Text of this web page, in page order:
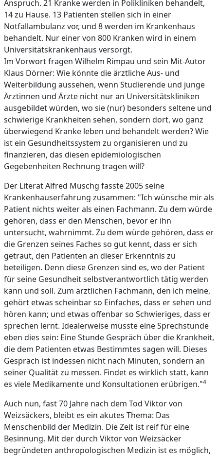
Anspruch. 21 Kranke werden in Polikliniken behandelt,
14 zu Hause. 13 Patienten stellen sich in einer
Notfallambulanz vor, und 8 werden im Krankenhaus
behandelt. Nur einer von 800 Kranken wird in einem
Universitätskrankenhaus versorgt.
Im Vorwort fragen Wilhelm Rimpau und sein Mit-Autor
Klaus Dörner: Wie könnte die ärztliche Aus- und
Weiterbildung aussehen, wenn Studierende und junge
Ärztinnen und Ärzte nicht nur an Universitätskliniken
ausgebildet würden, wo sie (nur) besonders seltene und
schwierige Krankheiten sehen, sondern dort, wo ganz
überwiegend Kranke leben und behandelt werden? Wie
ist ein Gesundheitssystem zu organisieren und zu
finanzieren, das diesen epidemiologischen
Gegebenheiten Rechnung tragen will?
Der Literat Alfred Muschg fasste 2005 seine
Krankenhauserfahrung zusammen: "Ich wünsche mir als
Patient nichts weiter als einen Fachmann. Zu dem würde
gehören, dass er den Menschen, bevor er ihn
untersucht, wahrnimmt. Zu dem würde gehören, dass er
die Grenzen seines Faches so gut kennt, dass er sich
getraut, den Patienten an dieser Erkenntnis zu
beteiligen. Denn diese Grenzen sind es, wo der Patient
für seine Gesundheit selbstverantwortlich tätig werden
kann und soll. Zum ärztlichen Fachmann, den ich meine,
gehört etwas scheinbar so Einfaches, dass er sehen und
hören kann; und etwas offenbar so Schwieriges, dass er
sprechen lernt. Idealerweise müsste eine Sprechstunde
eben dies sein: Eine Stunde Gespräch über die Krankheit,
die dem Patienten etwas Bestimmtes sagen will. Dieses
Gespräch ist indessen nicht nach Minuten, sondern an
seiner Qualität zu messen. Findet es wirklich statt, kann
es viele Medikamente und Konsultationen erübrigen."4
Auch nun, fast 70 Jahre nach dem Tod Viktor von
Weizsäckers, bleibt es ein akutes Thema: Das
Menschenbild der Medizin. Die Zeit ist reif für eine
Besinnung. Mit der durch Viktor von Weizsäcker
begründeten anthropologischen Medizin ist es möglich,